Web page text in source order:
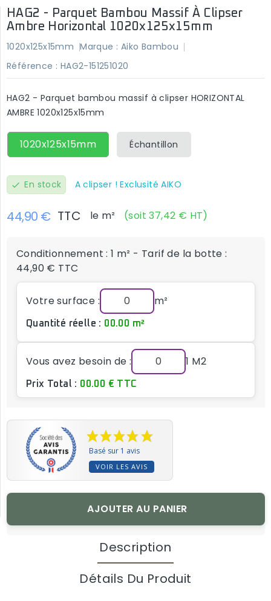
HAG2 - Parquet Bambou Massif À Clipser
Ambre Horizontal 1020x125x15mm
1020x125x15mm Marque : Aiko Bambou
Référence : HAG2-151251020
HAG2 - Parquet bambou massif à clipser HORIZONTAL
AMBRE 1020x125x15mm
1020x125x15mm Échantillon
check En stock A clipser ! Exclusité AIKO
44,90 € TTC le m² (soit 37,42 € HT)
Conditionnement : 1 m² - Tarif de la botte :
44,90 € TTC
Votre surface : m²
Quantité réelle : 00.00 m²
Vous avez besoin de : 1 M2
Prix Total : 00.00 € TTC
Basé sur 1 avis
VOIR LES AVIS
AJOUTER AU PANIER
Description
Détails Du Produit